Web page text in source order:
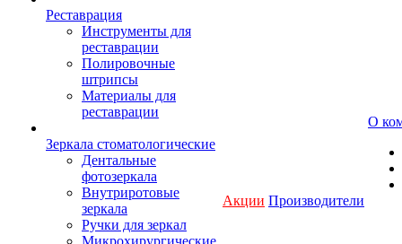
Реставрация
Инструменты для
реставрации
Полировочные
штрипсы
Материалы для
реставрации
Зеркала стоматологические
Дентальные
фотозеркала
Внутриротовые
зеркала
Ручки для зеркал
Микрохирургические
Акции Производители
О